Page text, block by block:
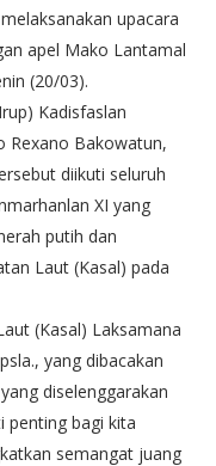
upacara
apel Mako Lantamal
(20/03).
Kadisfaslan
Rexano Bakowatun,
diikuti seluruh
XI yang
putih dan
Laut (Kasal) pada
(Kasal) Laksamana
yang dibacakan
diselenggarakan
penting bagi kita
semangat juang